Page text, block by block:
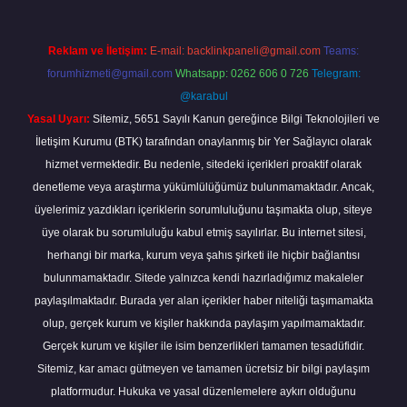
Reklam ve İletişim: E-mail: backlinkpaneli@gmail.com Teams:
forumhizmeti@gmail.com Whatsapp: 0262 606 0 726 Telegram:
@karabul
Yasal Uyarı: Sitemiz, 5651 Sayılı Kanun gereğince Bilgi Teknolojileri ve
İletişim Kurumu (BTK) tarafından onaylanmış bir Yer Sağlayıcı olarak
hizmet vermektedir. Bu nedenle, sitedeki içerikleri proaktif olarak
denetleme veya araştırma yükümlülüğümüz bulunmamaktadır. Ancak,
üyelerimiz yazdıkları içeriklerin sorumluluğunu taşımakta olup, siteye
üye olarak bu sorumluluğu kabul etmiş sayılırlar. Bu internet sitesi,
herhangi bir marka, kurum veya şahıs şirketi ile hiçbir bağlantısı
bulunmamaktadır. Sitede yalnızca kendi hazırladığımız makaleler
paylaşılmaktadır. Burada yer alan içerikler haber niteliği taşımamakta
olup, gerçek kurum ve kişiler hakkında paylaşım yapılmamaktadır.
Gerçek kurum ve kişiler ile isim benzerlikleri tamamen tesadüfidir.
Sitemiz, kar amacı gütmeyen ve tamamen ücretsiz bir bilgi paylaşım
platformudur. Hukuka ve yasal düzenlemelere aykırı olduğunu